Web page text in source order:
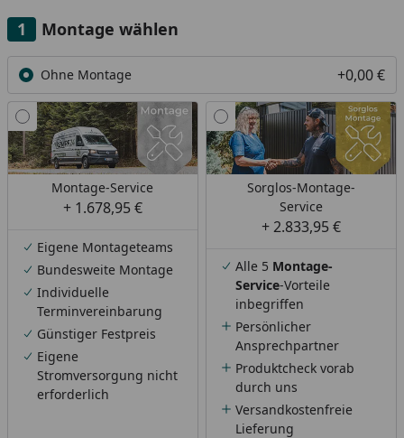
Montage wählen
Ohne Montage +0,00 €
Montage-Service
+ 1.678,95 €
Eigene Montageteams
Bundesweite Montage
Individuelle
Terminvereinbarung
Günstiger Festpreis
Eigene
Stromversorgung nicht
erforderlich
Sorglos-Montage-
Service
+ 2.833,95 €
Alle 5 Montage-
Service-Vorteile
inbegriffen
Persönlicher
Ansprechpartner
Produktcheck vorab
durch uns
Versandkostenfreie
Lieferung